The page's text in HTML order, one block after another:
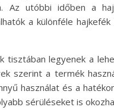
Az utóbbi időben a
a különféle
legyenek a
szerint a termék
használat és a
sérüléseket is